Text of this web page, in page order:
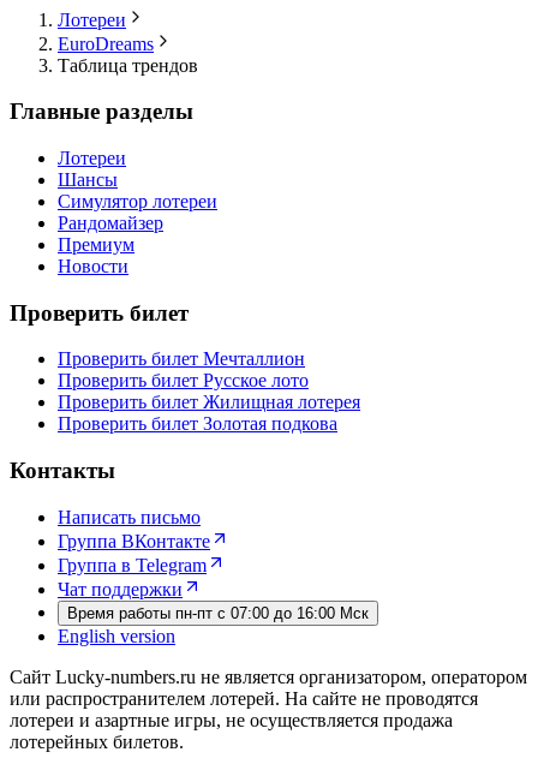
Лотереи
EuroDreams
Таблица трендов
Главные разделы
Лотереи
Шансы
Симулятор лотереи
Рандомайзер
Премиум
Новости
Проверить билет
Проверить билет Мечталлион
Проверить билет Русское лото
Проверить билет Жилищная лотерея
Проверить билет Золотая подкова
Контакты
Написать письмо
Группа ВКонтакте
Группа в Telegram
Чат поддержки
Время работы пн-пт с 07:00 до 16:00 Мск
English version
Сайт Lucky-numbers.ru не является организатором, оператором
или распространителем лотерей. На сайте не проводятся
лотереи и азартные игры, не осуществляется продажа
лотерейных билетов.